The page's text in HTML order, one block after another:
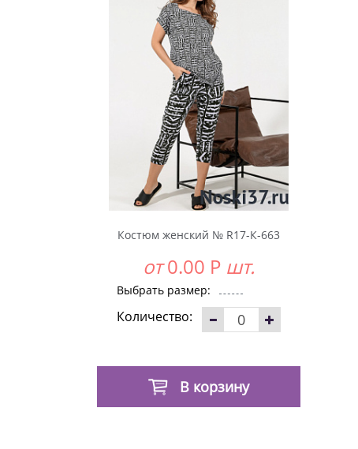
Костюм женский № R17-К-663
от 0.00 Р шт.
Выбрать размер:
Количество:
В корзину